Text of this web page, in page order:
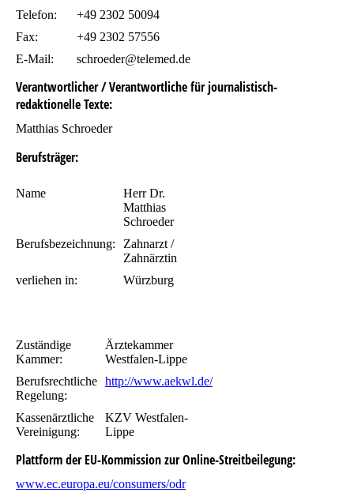
Telefon:
+49 2302 50094
Fax:
+49 2302 57556
E-Mail:
schroeder@telemed.de
Verantwortlicher / Verantwortliche für journalistisch-
redaktionelle Texte:
Matthias Schroeder
Berufsträger:
Name
Herr Dr.
Matthias
Schroeder
Berufsbezeichnung:
Zahnarzt /
Zahnärztin
verliehen in:
Würzburg
Zuständige
Kammer:
Ärztekammer
Westfalen-Lippe
Berufsrechtliche
Regelung:
http://www.aekwl.de/
Kassenärztliche
Vereinigung:
KZV Westfalen-
Lippe
Plattform der EU-Kommission zur Online-Streitbeilegung:
www.ec.europa.eu/consumers/odr